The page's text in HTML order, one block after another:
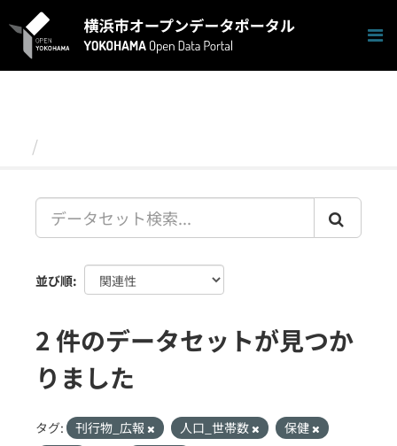
キ
並び順
2 件のデータセットが見つか
りました
タグ: 刊行物_広報 人口_世帯数
保健